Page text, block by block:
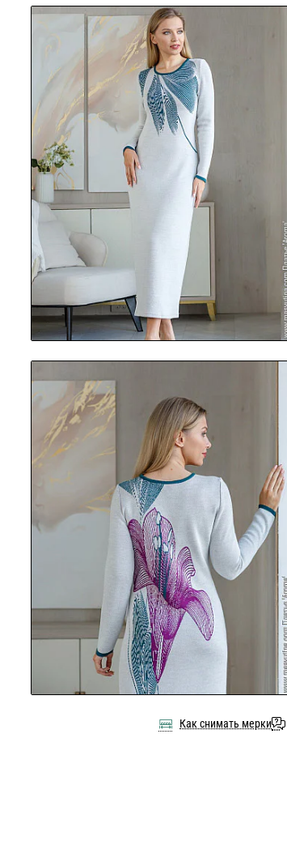
Как снимать мерки